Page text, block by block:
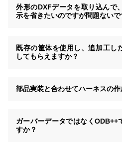
外形のDXFデータを取り込んで
示を省きたいのですが問題ないで
既存の筐体を使用し、追加工し
してもらえますか？
部品実装と合わせてハーネスの
ガーバーデータではなくODB++
すか？